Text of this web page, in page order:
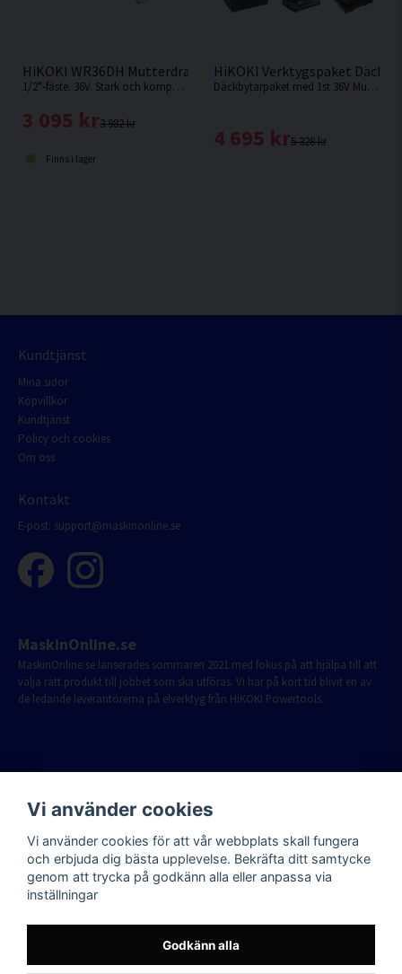
HiKOKI WR36DH Mutterdragare 36V
1/2"-fäste. 36V. Stark och kompakt mutterdragare med max losssningsmoment 700 Nm från Hikoki. Levereras utan batteri och laddare.
3 982 kr
3 095 kr
Finns i lager
HiKOKI Verktygspaket
Däckbytarpaket med 1st 36V Mutterdragare med 1/2" fäste, Laddpaket med 1st batteri och snabbladdare samt 17,19,21,22mm krafthylsor som är 85mm långa.
5 328 kr
4 695 kr
Kundtjänst
Mina sidor
Köpvillkor
Kundtjänst
Policy och cookies
Om oss
Kontakt
E-post: support@maskinonline.se
MaskinOnline.se
MaskinOnline.se lanserades sommaren 2021 med fokus på att hjälpa till att
välja rätt produkt till jobbet som ska utföras. Vi har på kort tid blivit en av
de ledande leverantörerna på elverktyg från HiKOKI Powertools.
Vi använder cookies
Vi använder cookies för att vår webbplats skall fungera
och erbjuda dig bästa upplevelse. Bekräfta ditt samtycke
genom att trycka på godkänn alla eller anpassa via
inställningar
Godkänn alla